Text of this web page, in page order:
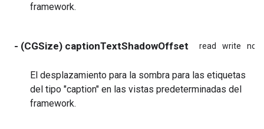
framework.
- (CGSize) captionTextShadowOffset read write
El desplazamiento para la sombra para las etiquetas
del tipo "caption" en las vistas predeterminadas del
framework.